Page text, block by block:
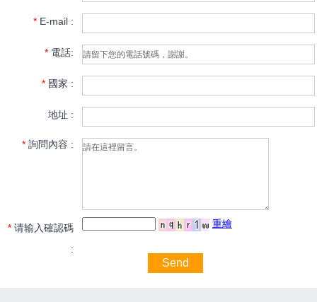
* E-mail :
* 電話:
* 國家 :
地址 :
* 詢問內容 :
* 请输入確認碼
:
重繪
Send